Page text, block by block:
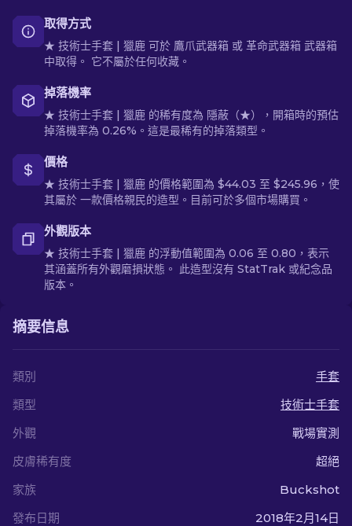
取得方式
★ 技術士手套 | 獵鹿 可於 鷹爪武器箱 或 革命武器箱 武器箱
中取得。 它不屬於任何收藏。
掉落機率
★ 技術士手套 | 獵鹿 的稀有度為 隱蔽（★），開箱時的預估
掉落機率為 0.26%。這是最稀有的掉落類型。
價格
★ 技術士手套 | 獵鹿 的價格範圍為 $44.03 至 $245.96，使
其屬於 一款價格親民的造型。目前可於多個市場購買。
外觀版本
★ 技術士手套 | 獵鹿 的浮動值範圍為 0.06 至 0.80，表示
其涵蓋所有外觀磨損狀態。 此造型沒有 StatTrak 或紀念品
版本。
摘要信息
類別
手套
類型
技術士手套
外觀
戰場實測
皮膚稀有度
超絕
家族
Buckshot
發布日期
2018年2月14日